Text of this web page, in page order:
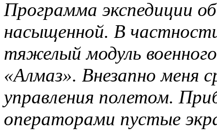
Программа экспедиции
насыщенной. В
тяжелый модуль
«Алмаз». Внезапно меня
управления полетом.
операторами пустые